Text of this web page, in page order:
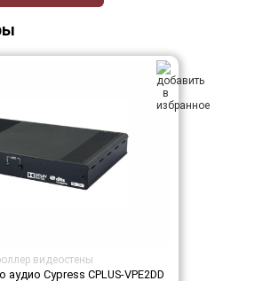
видеостены
Cypress CPLUS-VPE2DD